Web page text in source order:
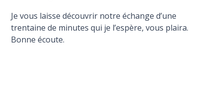
Je vous laisse découvrir notre échange d’une
trentaine de minutes qui je l’espère, vous plaira.
Bonne écoute.